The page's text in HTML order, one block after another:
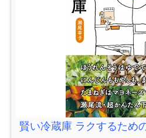
賢い冷蔵庫 ラクするため